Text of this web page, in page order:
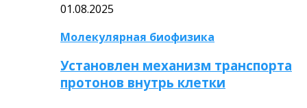
01.08.2025
Молекулярная биофизика
Установлен механизм транспорта
протонов внутрь клетки